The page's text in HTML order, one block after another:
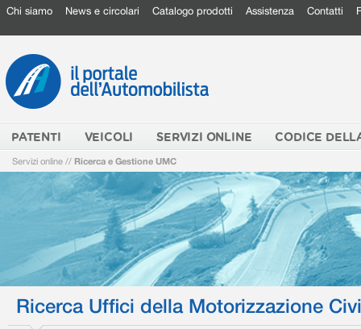
Chi siamo News e circolari Catalogo prodotti Assistenza Contatti
PATENTI VEICOLI SERVIZI ONLINE CODICE
Servizi online // Ricerca e Gestione UMC
Ricerca Uffici della Motorizzazione